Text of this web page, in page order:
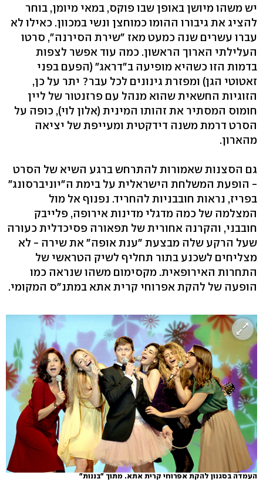
יש משהו מיושן באופן שבו פוקס, במאי מיומן, בוחר
להציג את גיבורו ההומו כמוחצן ונשי במכוון. כאילו לא
עברו עשרים שנה כמעט מאז "שירת הסירנה", סרטו
העלילתי הארוך הראשון. כמה עוד אפשר לצפות
בדמות הזו כשהיא מופיעה ב"דראג" (הפעם בפני
זאטוטי הגן) ומפזרת גינונים לכל עבר? יתר על כן,
הזוגיות החשאית שהוא מנהל עם פרזנטור של ליין
חומוס המסתיר את זהותו המינית (אלון לוי), כופה על
הסרט דרמת משנה דידקטית ומעייפת של יציאה
מהארון.
גם הסצנות שאמורות להתרחש ברגע השיא של הסרט
- הופעת המשלחת הישראלית על בימת ה"יוניברסונג"
בפריז, נראות חובבניות להחריד. נפנוף אל מול
המצלמה של כמה מדגלי מדינות אירופה, פלייבק
חובבני, והקרנה אחורית של תפאורה פסיכדלית כעורה
שעל הרקע שלה מבצעת "ענת אופה" את שירה - לא
מצליחים לשכנע בתור תחליף לשיק הטראשי של
התחרות האירופאית. מקסימום משהו שנראה כמו
הופעה של להקת אפרוחי קרית אתא במתנ"ס המקומי.
העמדה בסגנון להקת אפרוחי קרית אתא. מתוך "בננות"